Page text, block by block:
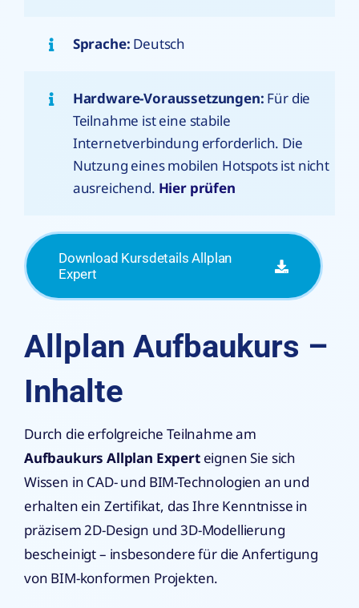
Sprache: Deutsch
Hardware-Voraussetzungen: Für die
Teilnahme ist eine stabile
Internetverbindung erforderlich. Die
Nutzung eines mobilen Hotspots ist nicht
ausreichend. Hier prüfen
Download Kursdetails Allplan
Expert
Allplan Aufbaukurs –
Inhalte
Durch die erfolgreiche Teilnahme am
Aufbaukurs Allplan Experteignen Sie sich
Wissen in CAD- und BIM-Technologien an und
erhalten ein Zertifikat, das Ihre Kenntnisse in
präzisem 2D-Design und 3D-Modellierung
bescheinigt – insbesondere für die Anfertigung
von BIM-konformen Projekten.